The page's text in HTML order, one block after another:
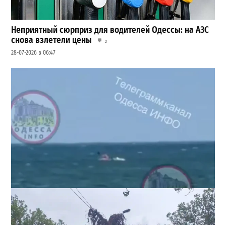
Неприятный сюрприз для водителей Одессы: на АЗС
снова взлетели цены
2
28-07-2026 в 06:47